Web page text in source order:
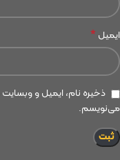
ایمیل *
ذخیره نام، ایمیل و وبسایت
می‌نویسم.